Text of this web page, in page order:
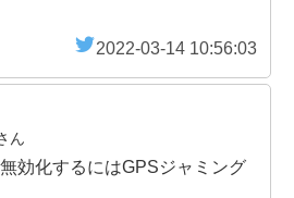
2022-03-14 10:56:03
ん
効化するにはGPSジャミング